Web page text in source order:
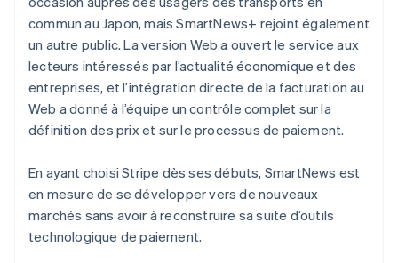
commun au Japon, mais SmartNews+ rejoint également
un autre public. La version Web a ouvert le service aux
lecteurs intéressés par l’actualité économique et des
entreprises, et l’intégration directe de la facturation au
Web a donné à l’équipe un contrôle complet sur la
définition des prix et sur le processus de paiement.
En ayant choisi Stripe dès ses débuts, SmartNews est
en mesure de se développer vers de nouveaux
marchés sans avoir à reconstruire sa suite d’outils
technologique de paiement.